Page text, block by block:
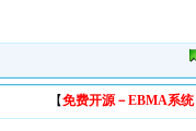
【免费开源－EBMA系